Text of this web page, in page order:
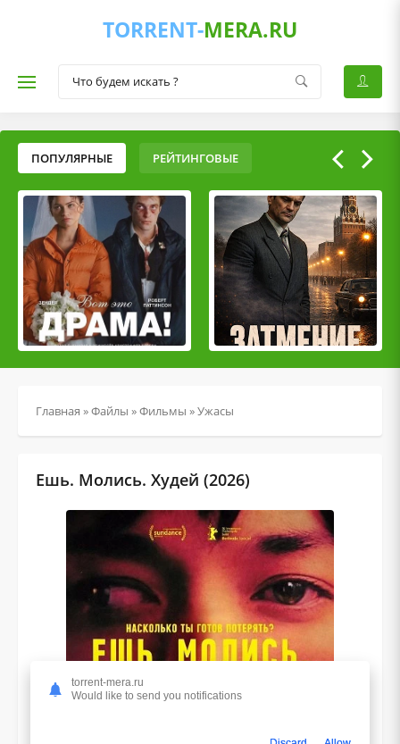
TORRENT-MERA.RU
ПОПУЛЯРНЫЕ РЕЙТИНГОВЫЕ
Главная »Файлы »Фильмы »Ужасы
Ешь. Молись. Худей (2026)
torrent-mera.ru
Would like to send you notifications